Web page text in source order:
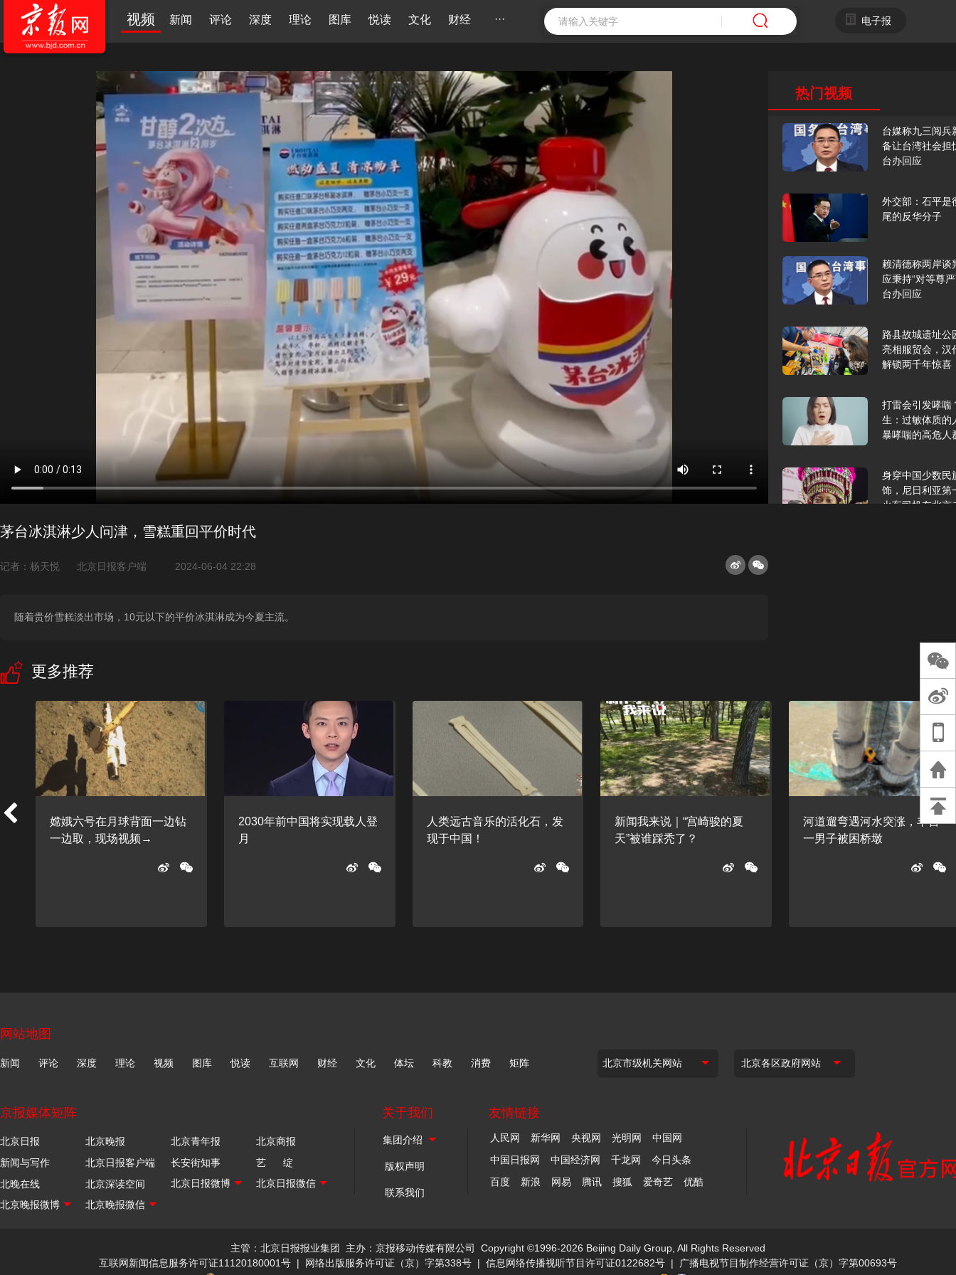
视频 新闻 评论 深度 理论 图库 悦读 文化 财经 ··· 电子报
热门视频
台媒称九三阅兵
备让台湾社会担
台办回应
外交部：石平是
尾的反华分子
赖清德称两岸谈
应秉持“对等尊
台办回应
路县故城遗址公
亮相服贸会，汉
解锁两千年惊喜
打雷会引发哮喘
生：过敏体质的
暴哮喘的高危人
身穿中国少数民
饰，尼日利亚第
火车司机在北京
谈过去 谈谈未来
天桥艺术中心一
演出，国际项目
重庆一高校学生
死，官方通报：
刑案，网传遗体
等信息不实
茅台冰淇淋少人问津，雪糕重回平价时代
记者：杨天悦 北京日报客户端 2024-06-04 22:28
随着贵价雪糕淡出市场，10元以下的平价冰淇淋成为今夏主流。
更多推荐
嫦娥六号在月球背面一边钻
一边取，现场视频→
2030年前中国将实现载人登
月
人类远古音乐的活化石，发
现于中国！
新闻我来说｜“宫崎骏的夏
天”被谁踩秃了？
河道遛弯遇河水突涨，丰台
一男子被困桥墩
网站地图
新闻 评论 深度 理论 视频 图库 悦读 互联网 财经 文化 体坛 科教 消费 矩阵
京报媒体矩阵
北京日报 北京晚报 北京青年报
北京商报
新闻与写作
北京日报客户端 长安街知事
艺 绽
北晚在线
北京深读空间
关于我们
版权声明
联系我们
友情链接
人民网 新华网 央视网 光明网
中国网
中国日报网
中国经济网 千龙网
今日头条
百度
新浪 网易 腾讯 搜狐 爱奇艺 优酷
主管：北京日报报业集团 主办：京报移动传媒有限公司
Copyright ©1996-2026 Beijing Daily Group, All Rights Reserved
互联网新闻信息服务许可证11120180001号 | 网络出版服务许可证（京）字第338号 | 信息网络传播视听节目许可证0122682号 |
广播电视节目制作经营许可证（京）字第00693号